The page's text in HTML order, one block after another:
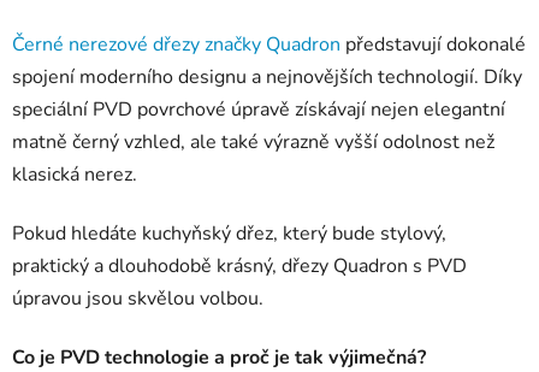
Černé nerezové dřezy značky Quadron představují dokonalé
spojení moderního designu a nejnovějších technologií. Díky
speciální PVD povrchové úpravě získávají nejen elegantní
matně černý vzhled, ale také výrazně vyšší odolnost než
klasická nerez.
Pokud hledáte kuchyňský dřez, který bude stylový,
praktický a dlouhodobě krásný, dřezy Quadron s PVD
úpravou jsou skvělou volbou.
Co je PVD technologie a proč je tak výjimečná?